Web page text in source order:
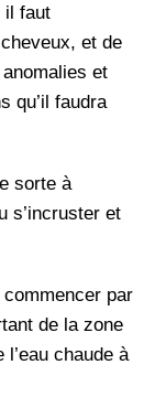
il faut
et de
et
qu’il faudra
sorte à
s’incruster et
par
de la zone
chaude à